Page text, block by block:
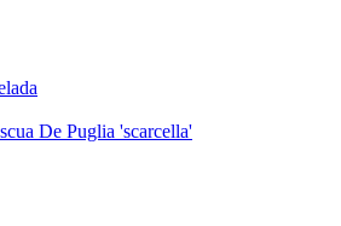
De Puglia 'scarcella'